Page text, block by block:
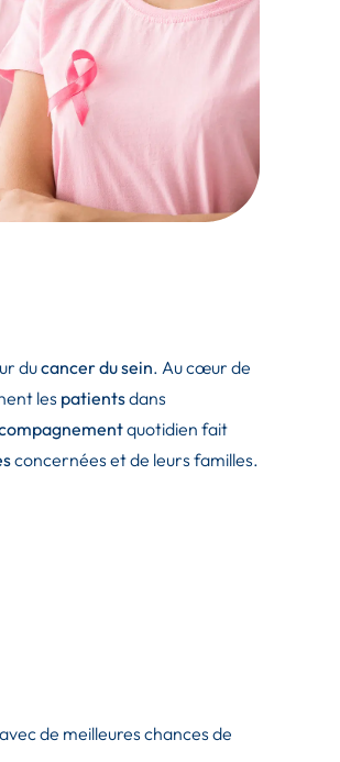
ducancer du sein. Au cœur de
les patientsdans
quotidien fait
concernées et de leurs familles.
de meilleures chances de